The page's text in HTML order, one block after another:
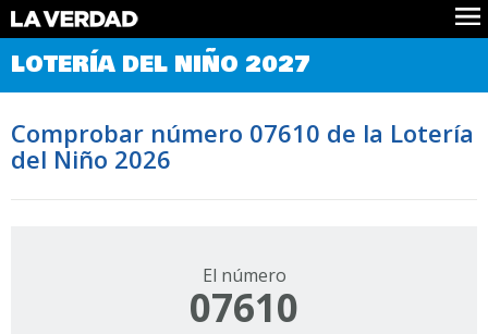
Comprobar Loteria del Niño
Premios
Noticias
Datos
Historia
LOTERÍA DEL NIÑO 2027
Comprobar número 07610 de la Lotería
del Niño 2026
El número
07610